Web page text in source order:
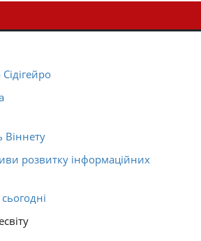
Віннету
розвитку інформаційних